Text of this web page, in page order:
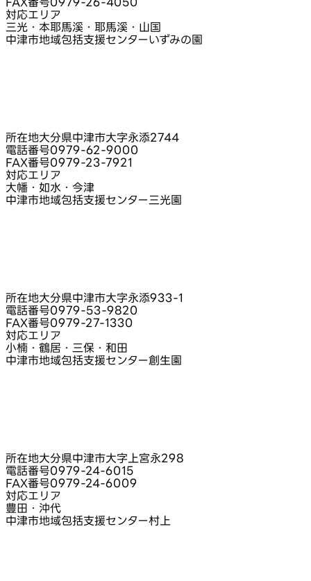
対応エリア
三光・本耶馬溪・耶馬溪・山国
中津市地域包括支援センターいずみの園
所在地大分県中津市大字永添2744
電話番号0979-62-9000
FAX番号0979-23-7921
対応エリア
大幡・如水・今津
中津市地域包括支援センター三光園
所在地大分県中津市大字永添933-1
電話番号0979-53-9820
FAX番号0979-27-1330
対応エリア
小楠・鶴居・三保・和田
中津市地域包括支援センター創生園
所在地大分県中津市大字上宮永298
電話番号0979-24-6015
FAX番号0979-24-6009
対応エリア
豊田・沖代
中津市地域包括支援センター村上